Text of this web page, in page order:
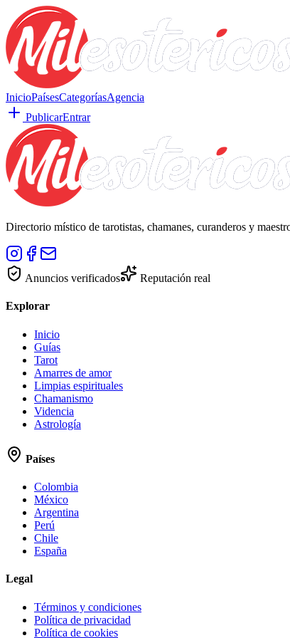
InicioPaísesCategoríasAgencia
PublicarEntrar
Directorio místico de tarotistas, chamanes, curanderos y
Anuncios verificados Reputación real
Explorar
Inicio
Guías
Tarot
Amarres de amor
Limpias espirituales
Chamanismo
Videncia
Astrología
Países
Colombia
México
Argentina
Perú
Chile
España
Legal
Términos y condiciones
Política de privacidad
Política de cookies